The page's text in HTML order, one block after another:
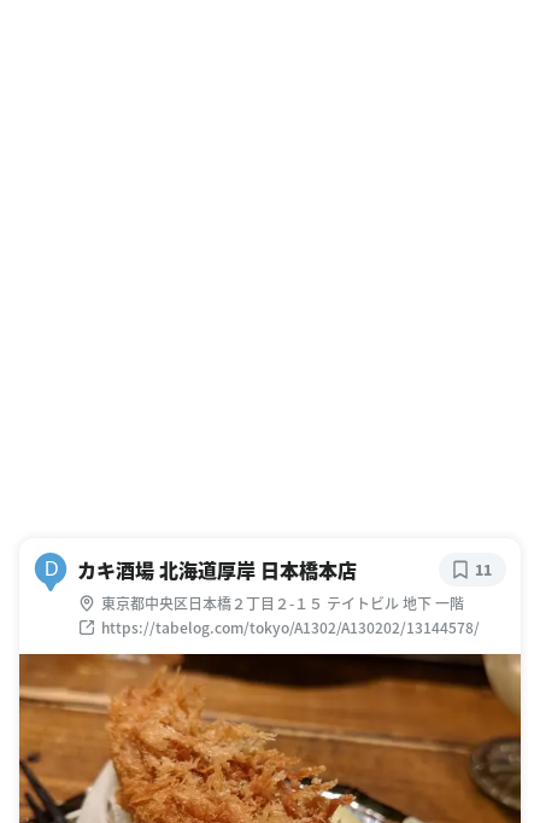
D カキ酒場 北海道厚岸 日本橋本店
東京都中央区日本橋２丁目２-１５ テイトビル 地下 一階
https://tabelog.com/tokyo/A1302/A130202/13144578/
11